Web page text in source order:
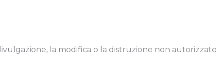
la modifica o la distruzione non autorizzate